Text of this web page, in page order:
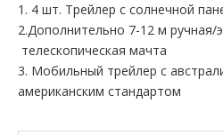
1. 4 шт. Трейлер с солнечной
2.Дополнительно 7-12 м ручная/
телескопическая мачта
3. Мобильный трейлер с
американским стандартом